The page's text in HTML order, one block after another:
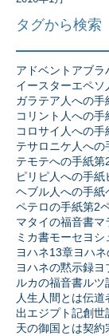
タグから検索
アドベント アブラ
イースターエペソ
ガラテア人への手
コリント人への手
コロサイ人への手
テサロニケ人への
テモテへの手紙第
ピリピ人への手紙
ヘブル人への手紙
ペテロの手紙第2
マタイの福音書マ
ミカ書モーセヨシ
ヨハネ13章ヨハ
ヨハネの黙示録ヨ
ルカの福音書ルツ
人生 人間とは伝道
出エジプト記創世
天の御国とは契約